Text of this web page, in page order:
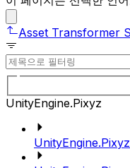
Asset Transformer
UnityEngine.Pixyz